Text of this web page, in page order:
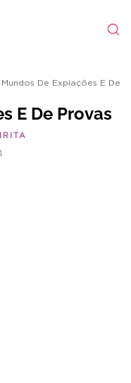
Mundos De Expiações E De
E De Provas